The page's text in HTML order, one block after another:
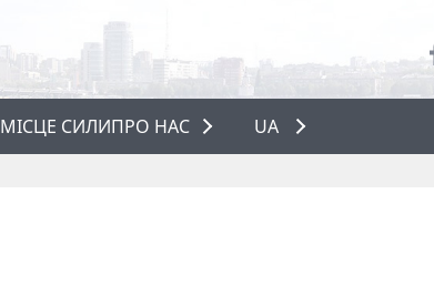
МІСЦЕ СИЛИПРО НАС
ПРО НАС
UA